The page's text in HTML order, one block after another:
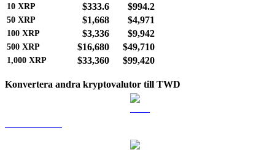
10 XRP $333.6 $994.2
50 XRP $1,668 $4,971
100 XRP $3,336 $9,942
500 XRP $16,680 $49,710
1,000 XRP $33,360 $99,420
Konvertera andra kryptovalutor till TWD